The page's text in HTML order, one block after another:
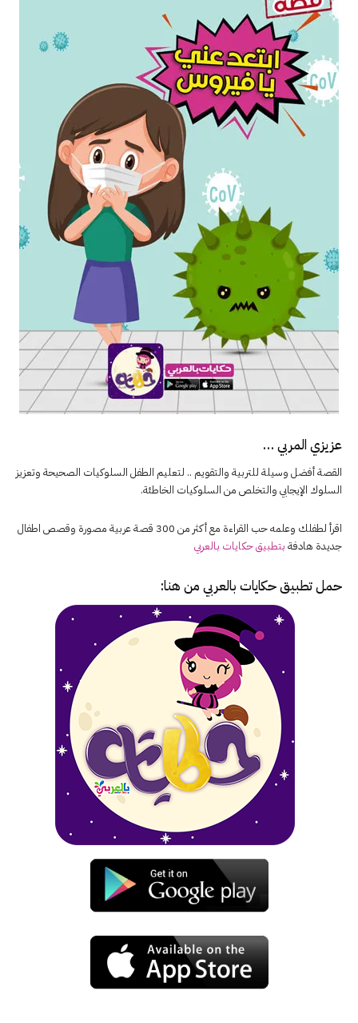
عزيزي المربي …
القصة أفضل وسيلة للتربية والتقويم .. لتعليم الطفل السلوكيات الصحيحة وتعزيز
السلوك الإيجابي والتخلص من السلوكيات الخاطئة.
اقرأ لطفلك وعلمه حب القراءة مع أكثر من 300 قصة عربية مصورة وقصص اطفال
جديدة هادفة بتطبيق حكايات بالعربي
حمل تطبيقحكايات بالعربي من هنا: